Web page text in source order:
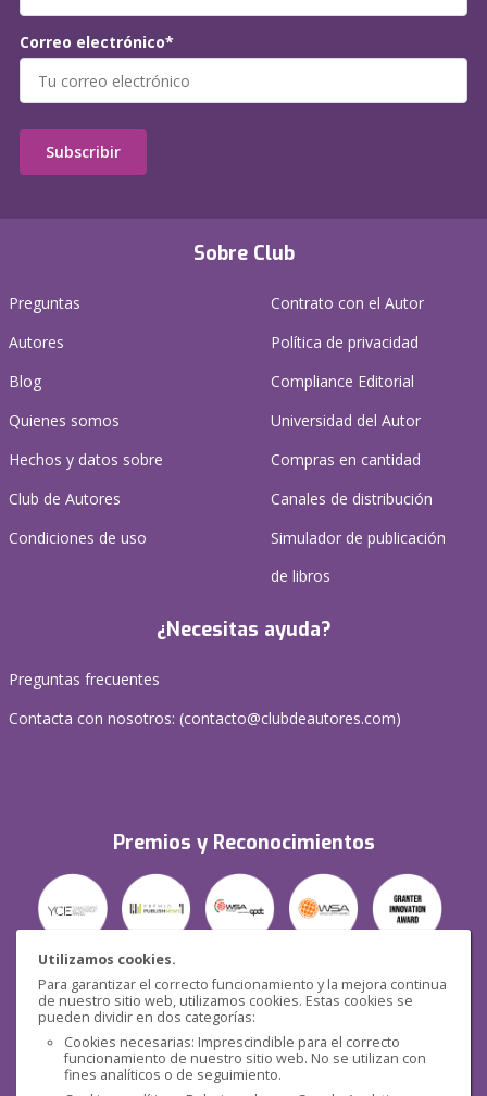
Utilizamos cookies.
Para garantizar el correcto funcionamiento y la mejora continua
de nuestro sitio web, utilizamos cookies. Estas cookies se
pueden dividir en dos categorías:
Cookies necesarias: Imprescindible para el correcto
funcionamiento de nuestro sitio web. No se utilizan con
fines analíticos o de seguimiento.
Sobre Club
Preguntas
Autores
Blog
Quienes somos
Hechos y datos sobre
Club de Autores
Condiciones de uso
Contrato con el Autor
Política de privacidad
Compliance Editorial
Universidad del Autor
Compras en cantidad
Canales de distribución
Simulador de publicación
de libros
¿Necesitas ayuda?
Preguntas frecuentes
Contacta con nosotros: (contacto@clubdeautores.com)
Premios y Reconocimientos
Seguridad
Correo electrónico*
Subscribir